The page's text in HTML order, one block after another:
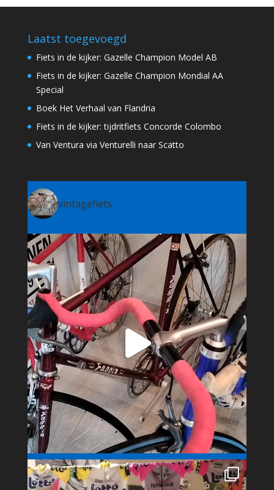
Laatst toegevoegd
Fiets in de kijker: Gazelle Champion Model AB
Fiets in de kijker: Gazelle Champion Mondial AA
Special
Boek Het Verhaal van Flandria
Fiets in de kijker: tijdritfiets Concorde Colombo
Van Ventura via Venturelli naar Scatto
vintagefiets